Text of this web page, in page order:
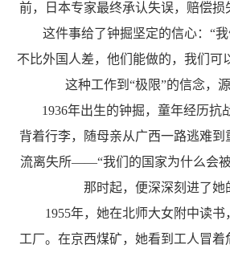
前，日本专家最终承认失误，赔偿损
这件事给了钟掘坚定的信心：“
不比外国人差，他们能做的，我们可
这种工作到“极限”的信念，
1936年出生的钟掘，童年经历抗
背着行李，随母亲从广西一路逃难到
流离失所——“我们的国家为什么会
那时起，便深深刻进了她
1955年，她在北师大女附中读
工厂。在京西煤矿，她看到工人冒着